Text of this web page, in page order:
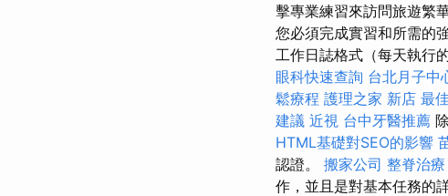
擊專業練習來訪問旅遊繁
您必須完成實習和所需的
工作日誌格式（每天執行
眼科快速查詢 台北月子中
鬆療程 護理之家 新店 最
建議 近視 台中牙醫推薦
HTML基礎對SEO的影響
認證。 搬家公司 整脊治療
作，並且是對基本任務的